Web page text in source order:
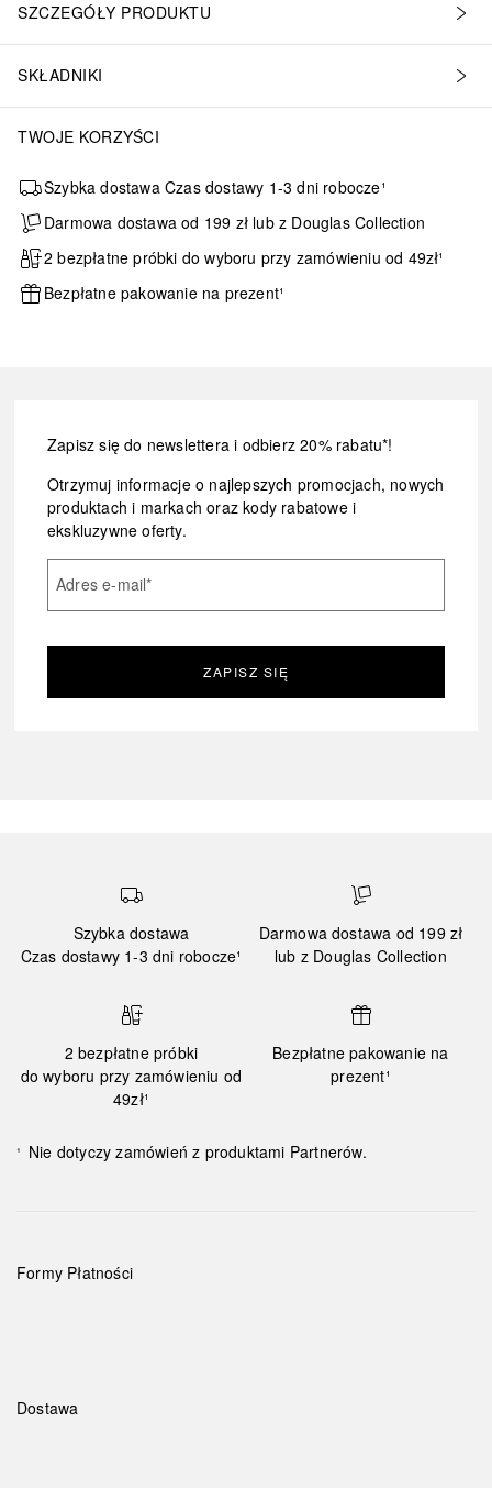
SZCZEGÓŁY PRODUKTU
SKŁADNIKI
TWOJE KORZYŚCI
Szybka dostawa Czas dostawy 1-3 dni robocze¹
Darmowa dostawa od 199 zł lub z Douglas Collection
2 bezpłatne próbki do wyboru przy zamówieniu od 49zł¹
Bezpłatne pakowanie na prezent¹
Zapisz się do newslettera i odbierz 20% rabatu*!
Otrzymuj informacje o najlepszych promocjach, nowych
produktach i markach oraz kody rabatowe i
ekskluzywne oferty.
Adres e-mail*
ZAPISZ SIĘ
Szybka dostawa
Czas dostawy 1-3 dni robocze¹
Darmowa dostawa od 199 zł
lub z Douglas Collection
2 bezpłatne próbki
do wyboru przy zamówieniu od
49zł¹
Bezpłatne pakowanie na
prezent¹
¹ Nie dotyczy zamówień z produktami Partnerów.
Formy Płatności
Dostawa